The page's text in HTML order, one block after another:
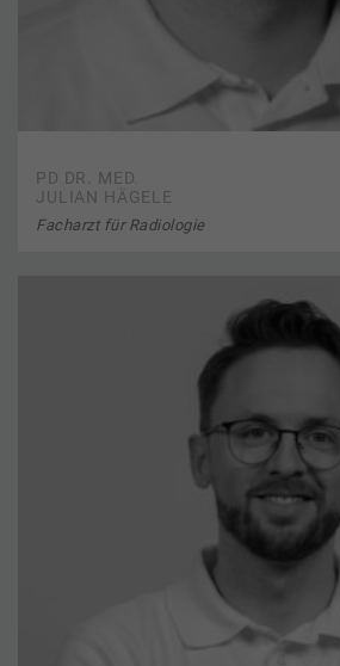
PD DR. MED.
JULIAN HÄGELE
Facharzt für Radiologie